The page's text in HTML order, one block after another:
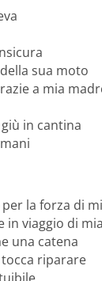
sua moto
a mia
in cantina
la forza di
in viaggio di
una catena
tocca riparare